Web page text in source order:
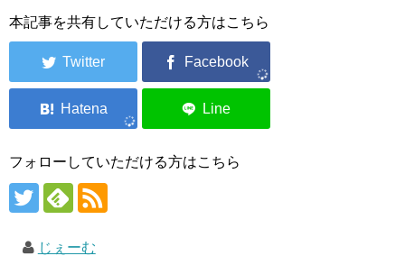
本記事を共有していただける方はこちら
フォローしていただける方はこちら
じぇーむ